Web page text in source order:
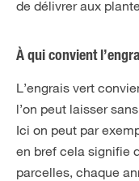
de délivrer aux
À qui convient
L’engrais vert
l’on peut laisser
Ici on peut par
en bref cela signifie
parcelles, chaque